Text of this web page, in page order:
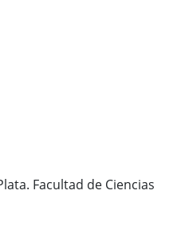
Facultad de Ciencias